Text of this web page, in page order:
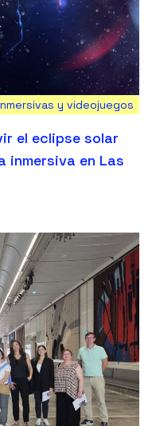
y videojuegos
el eclipse solar
inmersiva en Las